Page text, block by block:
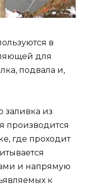
в
для
подвала и,
заливка из
производится
где проходит
и напрямую
к